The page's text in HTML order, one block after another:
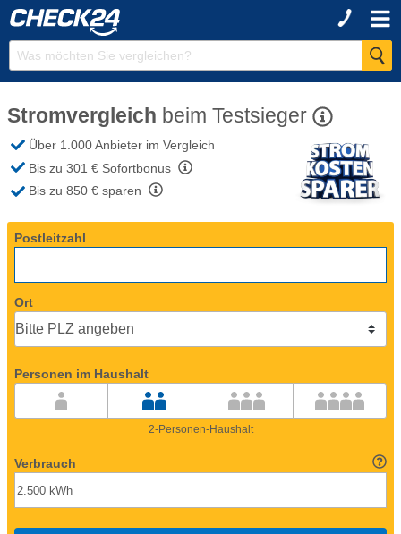
Stromvergleich beim Testsieger
Über 1.000 Anbieter im Vergleich
Bis zu 301 € Sofortbonus
Bis zu 850 € sparen
Postleitzahl
Ort
Personen im Haushalt
2-Personen-Haushalt
Verbrauch